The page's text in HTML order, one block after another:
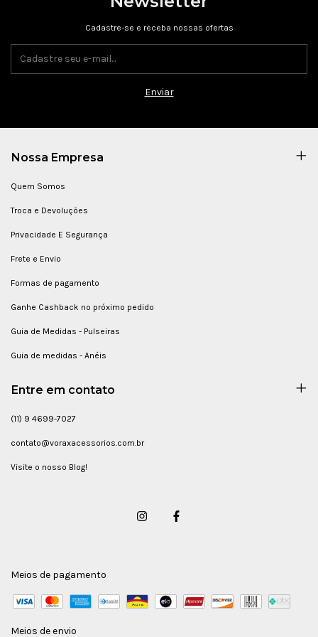
Cadastre-se e receba nossas ofertas
Nossa Empresa
Quem Somos
Troca e Devoluções
Privacidade E Segurança
Frete e Envio
Formas de pagamento
Ganhe Cashback no próximo pedido
Guia de Medidas - Pulseiras
Guia de medidas - Anéis
Entre em contato
(11) 9 4699-7027
contato@voraxacessorios.com.br
Visite o nosso Blog!
Meios de pagamento
Meios de envio